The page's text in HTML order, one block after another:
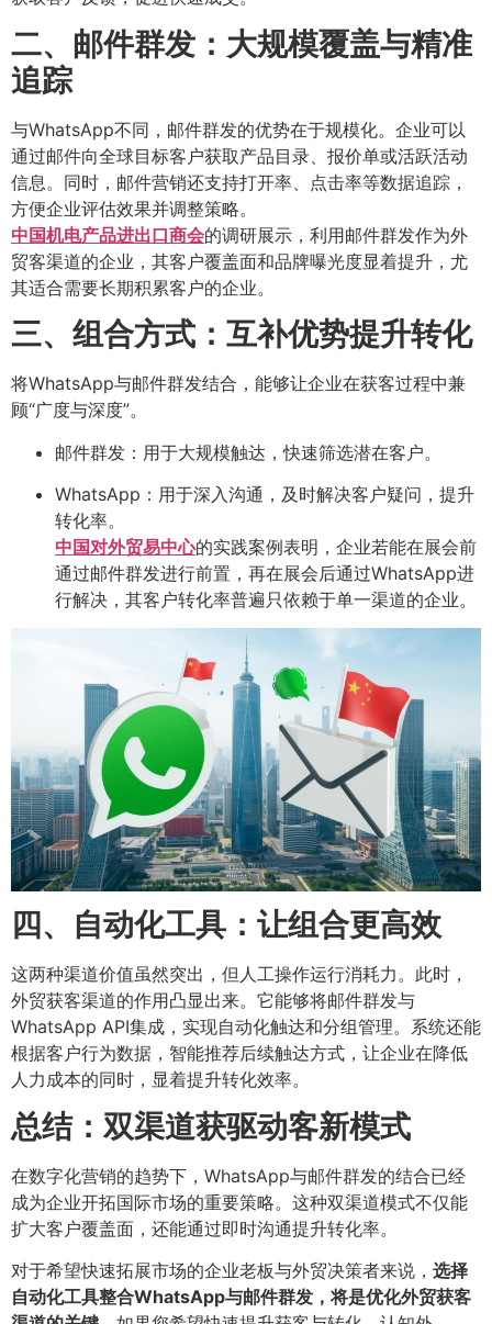
二、邮件群发：大规模覆盖与精准
追踪
与WhatsApp不同，邮件群发的优势在于规模化。企业可以
通过邮件向全球目标客户获取产品目录、报价单或活跃活动
信息。同时，邮件营销还支持打开率、点击率等数据追踪，
方便企业评估效果并调整策略。
中国机电产品进出口商会的调研展示，利用邮件群发作为外
贸客渠道的企业，其客户覆盖面和品牌曝光度显着提升，尤
其适合需要长期积累客户的企业。
三、组合方式：互补优势提升转化
将WhatsApp与邮件群发结合，能够让企业在获客过程中兼
顾“广度与深度”。
邮件群发：用于大规模触达，快速筛选潜在客户。
WhatsApp：用于深入沟通，及时解决客户疑问，提升
转化率。
中国对外贸易中心的实践案例表明，企业若能在展会前
通过邮件群发进行前置，再在展会后通过WhatsApp进
行解决，其客户转化率普遍只依赖于单一渠道的企业。
四、自动化工具：让组合更高效
这两种渠道价值虽然突出，但人工操作运行消耗力。此时，
外贸获客渠道的作用凸显出来。它能够将邮件群发与
WhatsApp API集成，实现自动化触达和分组管理。系统还能
根据客户行为数据，智能推荐后续触达方式，让企业在降低
人力成本的同时，显着提升转化效率。
总结：双渠道获驱动客新模式
在数字化营销的趋势下，WhatsApp与邮件群发的结合已经
成为企业开拓国际市场的重要策略。这种双渠道模式不仅能
扩大客户覆盖面，还能通过即时沟通提升转化率。
对于希望快速拓展市场的企业老板与外贸决策者来说， 选择
自动化工具整合WhatsApp与邮件群发，将是优化外贸获客